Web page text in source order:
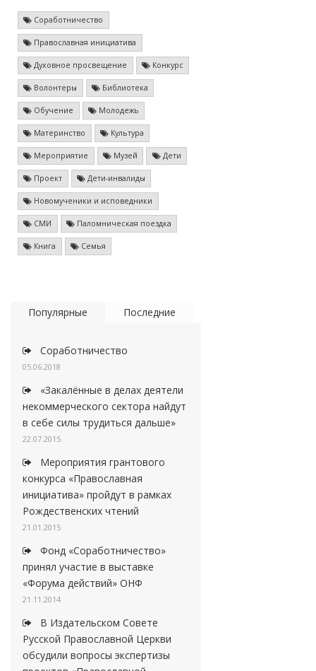
Соработничество
Православная инициатива
Духовное просвещение Конкурс
Волонтеры Библиотека
Обучение Молодежь
Материнство Культура
Мероприятие Музей Дети
Проект Дети-инвалиды
Новомученики и исповедники
СМИ Паломническая поездка
Книга Семья
Популярные Последние
Соработничество
05.06.2018
«Закалённые в делах деятели
некоммерческого сектора найдут
в себе силы трудиться дальше»
22.07.2015
Мероприятия грантового
конкурса «Православная
инициатива» пройдут в рамках
Рождественских чтений
21.01.2015
Фонд «Соработничество»
принял участие в выставке
«Форума действий» ОНФ
21.11.2014
В Издательском Совете
Русской Православной Церкви
обсудили вопросы экспертизы